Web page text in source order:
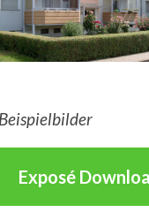
Exposé